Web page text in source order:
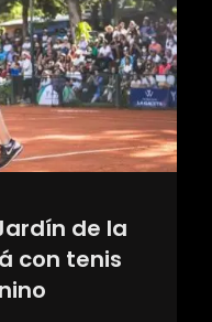
de la
con tenis